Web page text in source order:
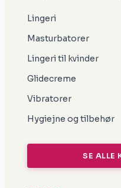
Lingeri
Masturbatorer
Lingeri til kvinder
Glidecreme
Vibratorer
Hygiejne og tilbehør
SE ALLE